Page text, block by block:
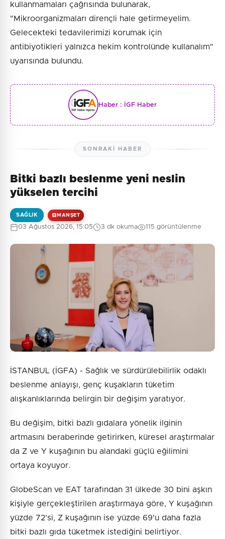
kullanmamaları çağrısında bulunarak,
"Mikroorganizmaları dirençli hale getirmeyelim.
Gelecekteki tedavilerimizi korumak için
antibiyotikleri yalnızca hekim kontrolünde kullanalım"
uyarısında bulundu.
Haber : İGF Haber
SONRAKI HABER
Bitki bazlı beslenme yeni neslin
yükselen tercihi
SAĞLIK MANŞET
03 Ağustos 2026, 15:05 3 dk okuma 115 görüntülenme
İSTANBUL (İGFA) - Sağlık ve sürdürülebilirlik odaklı
beslenme anlayışı, genç kuşakların tüketim
alışkanlıklarında belirgin bir değişim yaratıyor.
Bu değişim, bitki bazlı gıdalara yönelik ilginin
artmasını beraberinde getirirken, küresel araştırmalar
da Z ve Y kuşağının bu alandaki güçlü eğilimini
ortaya koyuyor.
GlobeScan ve EAT tarafından 31 ülkede 30 bini aşkın
kişiyle gerçekleştirilen araştırmaya göre, Y kuşağının
yüzde 72'si, Z kuşağının ise yüzde 69'u daha fazla
bitki bazlı gıda tüketmek istediğini belirtiyor.